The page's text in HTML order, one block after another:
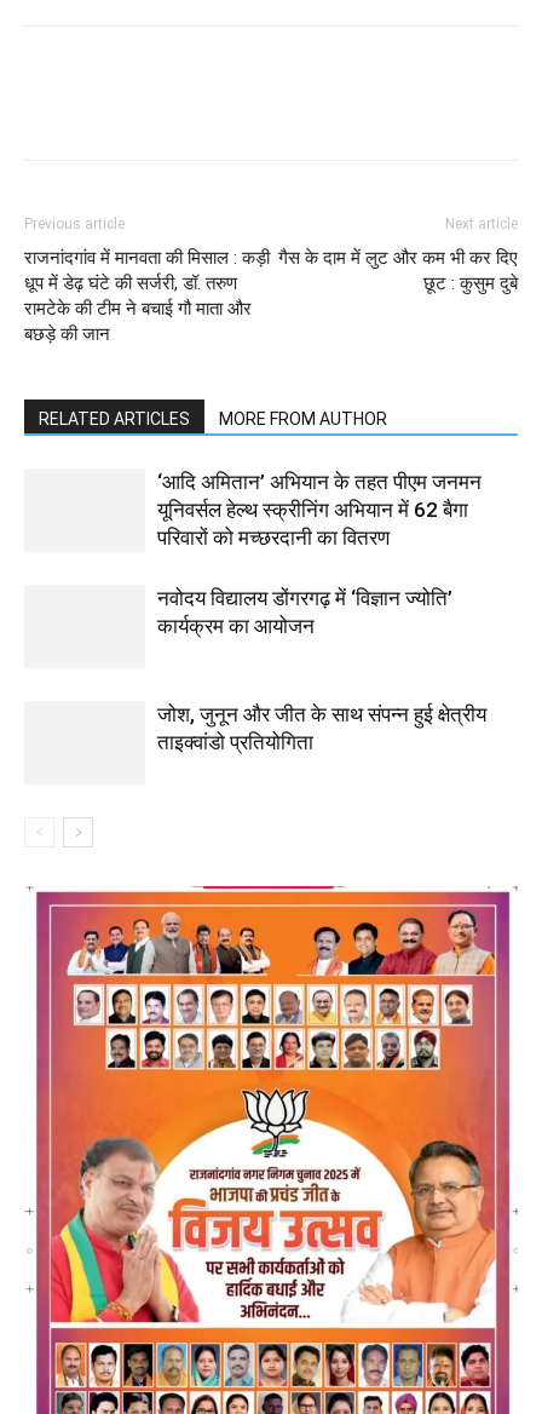
Previous article
राजनांदगांव में मानवता की मिसाल : कड़ी
धूप में डेढ़ घंटे की सर्जरी, डॉ. तरुण
रामटेके की टीम ने बचाई गौ माता और
बछड़े की जान
Next article
गैस के दाम में लुट और कम भी कर दिए
छूट : कुसुम दुबे
RELATED ARTICLES MORE FROM AUTHOR
‘आदि अमितान’ अभियान के तहत पीएम जनमन
यूनिवर्सल हेल्थ स्क्रीनिंग अभियान में 62 बैगा
परिवारों को मच्छरदानी का वितरण
नवोदय विद्यालय डोंगरगढ़ में ‘विज्ञान ज्योति’
कार्यक्रम का आयोजन
जोश, जुनून और जीत के साथ संपन्न हुई क्षेत्रीय
ताइक्वांडो प्रतियोगिता